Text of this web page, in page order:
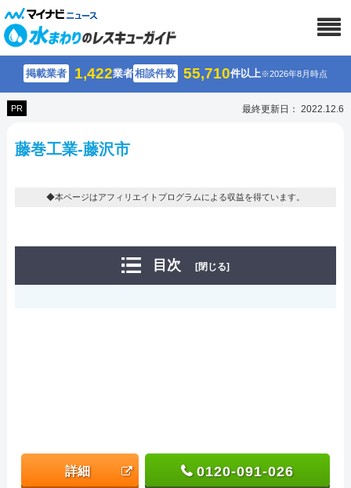
掲載業者 1,422業者相談件数 55,710件以上※2026年8月時点
PR 最終更新日： 2022.12.6
藤巻工業-藤沢市
◆本ページはアフィリエイトプログラムによる収益を得ています。
目次 [閉じる]
詳細 0120-091-026